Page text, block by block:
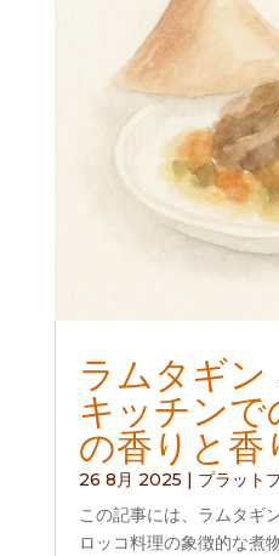
ラムタギ
キッチンで
の香りと香
26 8月 2025 | プラット
この記事には、ラムタギ
ロッコ料理の象徴的な煮